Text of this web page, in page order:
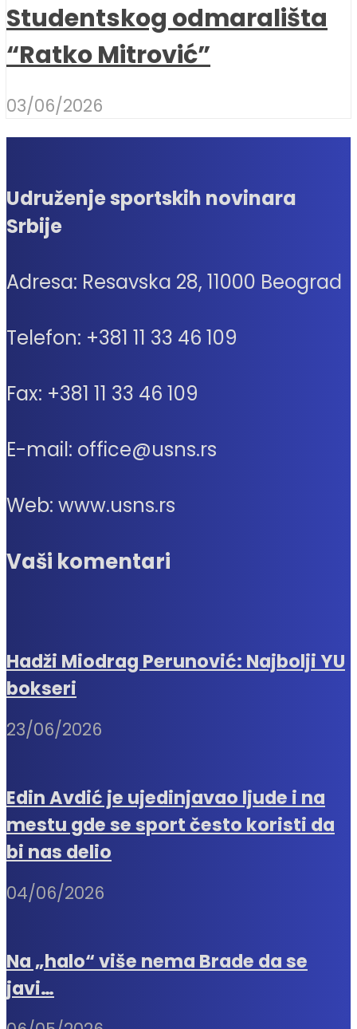
Studentskog odmarališta
“Ratko Mitrović”
03/06/2026
Udruženje sportskih novinara
Srbije
Adresa: Resavska 28, 11000 Beograd
Telefon: +381 11 33 46 109
Fax: +381 11 33 46 109
E-mail: office@usns.rs
Web: www.usns.rs
Vaši komentari
Hadži Miodrag Perunović: Najbolji YU
bokseri
23/06/2026
Edin Avdić je ujedinjavao ljude i na
mestu gde se sport često koristi da
bi nas delio
04/06/2026
Na „halo“ više nema Brade da se
javi…